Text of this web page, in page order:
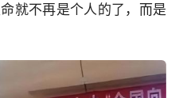
就不再是个人的了，而是